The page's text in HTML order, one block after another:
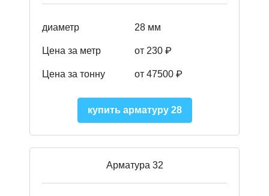
диаметр 28 мм
Цена за метр от 230 ₽
Цена за тонну от 47500 ₽
купить арматуру 28
Арматура 32